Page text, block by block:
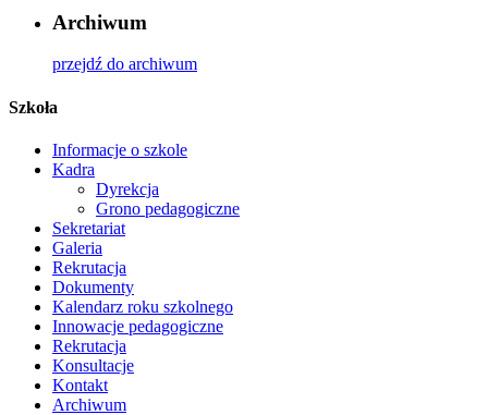
Archiwum
przejdź do archiwum
Szkoła
Informacje o szkole
Kadra
Dyrekcja
Grono pedagogiczne
Sekretariat
Galeria
Rekrutacja
Dokumenty
Kalendarz roku szkolnego
Innowacje pedagogiczne
Rekrutacja
Konsultacje
Kontakt
Archiwum